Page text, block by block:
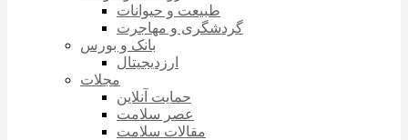
طبیعت و حیوانات
گردشگری و مهاجرت
بانک و بورس
ارزدیجیتال
مجلات
حمایت آنلاین
عصر سلامت
مقالات سلامت